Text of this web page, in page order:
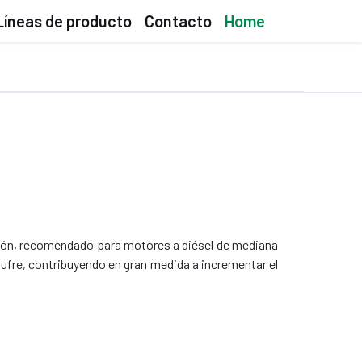
de producto Contacto Home
recomendado para motores a diésel de mediana
contribuyendo en gran medida a incrementar el